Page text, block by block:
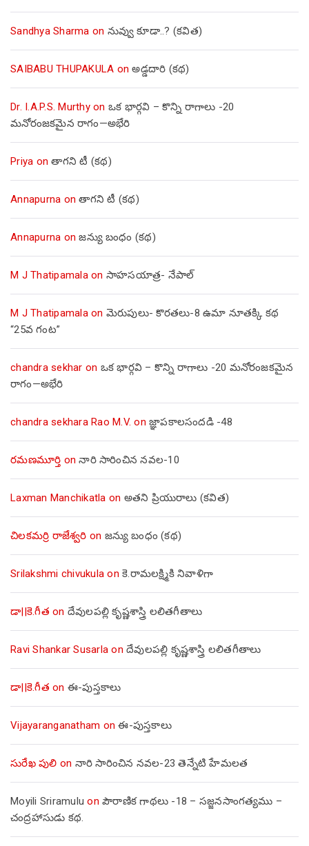
Sandhya Sharma on నువ్వు కూడా..? (కవిత)
SAIBABU THUPAKULA onఅడ్డదారి (కథ)
Dr. I.A.P.S. Murthyon ఒక భార్గవి – కొన్ని రాగాలు -20
మనోరంజకమైన రాగం—అభేరి
Priya onతాగని టీ (కథ)
Annapurna onతాగని టీ (కథ)
Annapurna onజన్యు బంధం (కథ)
M J Thatipamalaon సాహసయాత్ర- నేపాల్‌
M J Thatipamalaon మెరుపులు- కొరతలు-8 ఉమా నూతక్కి కథ
“25వ గంట”
chandra sekhar on ఒక భార్గవి – కొన్ని రాగాలు -20 మనోరంజకమైన
రాగం—అభేరి
chandra sekhara Rao M.V. on జ్ఞాపకాలసందడి -48
రమణమూర్తి onనారి సారించిన నవల-10
Laxman Manchikatla on అతని ప్రియురాలు (కవిత)
చిలకమర్రి రాజేశ్వరి on జన్యు బంధం (కథ)
Srilakshmi chivukula on కె.రామలక్ష్మికి నివాళిగా
డా||కె.గీత on దేవులపల్లి కృష్ణశాస్త్రి లలితగీతాలు
Ravi Shankar Susarla on దేవులపల్లి కృష్ణశాస్త్రి లలితగీతాలు
డా||కె.గీత on ఈ-పుస్తకాలు
Vijayaranganatham onఈ-పుస్తకాలు
సురేఖ పులి on నారి సారించిన నవల-23 తెన్నేటి హేమలత
Moyili Sriramulu on పౌరాణిక గాథలు -18 – సజ్జనసాంగత్యము –
చంద్రహాసుడు కథ.